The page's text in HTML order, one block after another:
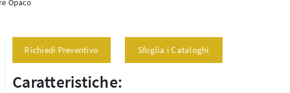
Opaco
Richiedi Preventivo Sfoglia i Cataloghi
Caratteristiche: